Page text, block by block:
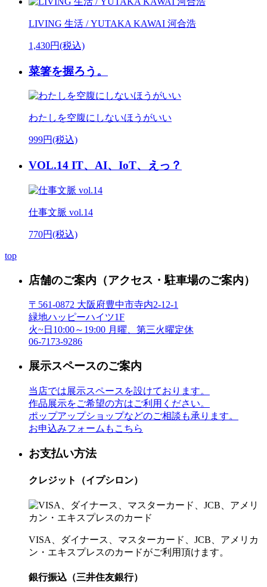
LIVING 生活 / YUTAKA KAWAI 河合浩
1,430円(税込)
菜箸を握ろう。
わたしを空腹にしないほうがいい
999円(税込)
VOL.14 IT、AI、IoT、えっ？
仕事文脈 vol.14
770円(税込)
top
店舗のご案内 （アクセス・駐車場のご案内）
〒561-0872 大阪府豊中市寺内2-12-1
緑地ハッピーハイツ1F
火~日10:00～19:00 月曜、第三火曜定休
06-7173-9286
展示スペースのご案内
当店では展示スペースを設けております。
作品展示をご希望の方はご利用ください。
ポップアップショップなどのご相談も承ります。
お申込みフォームもこちら
お支払い方法
クレジット（イプシロン）
VISA、ダイナース、マスターカード、JCB、アメリカ
ン・エキスプレスのカードがご利用頂けます。
銀行振込（三井住友銀行）